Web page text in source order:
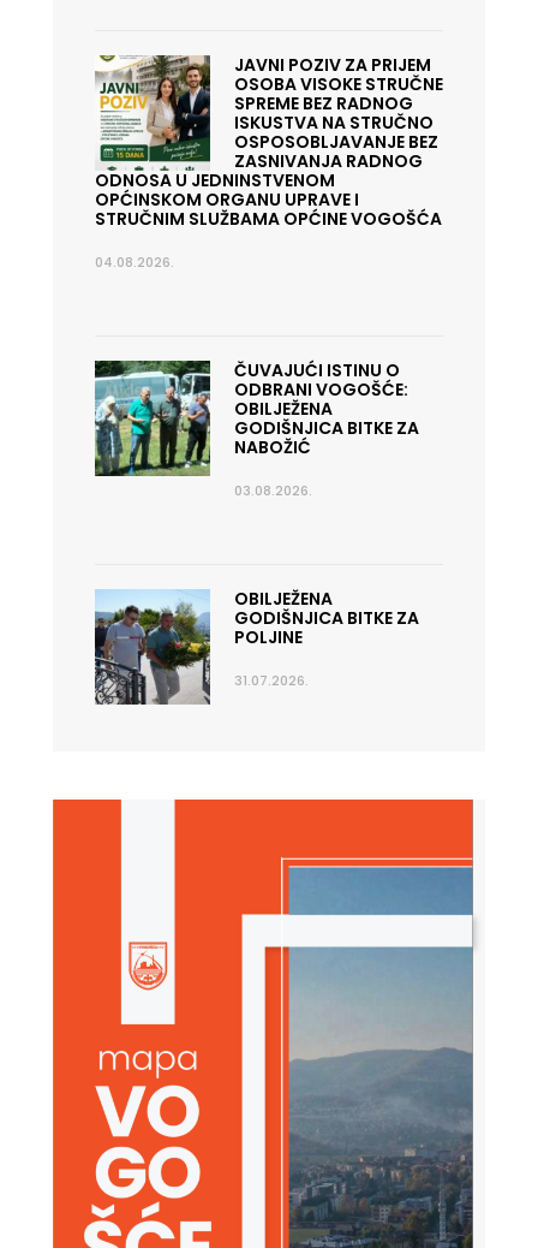
JAVNI POZIV ZA PRIJEM
OSOBA VISOKE STRUČNE
SPREME BEZ RADNOG
ISKUSTVA NA STRUČNO
OSPOSOBLJAVANJE BEZ
ZASNIVANJA RADNOG
ODNOSA U JEDNINSTVENOM
OPĆINSKOM ORGANU UPRAVE I
STRUČNIM SLUŽBAMA OPĆINE VOGOŠĆA
04.08.2026.
ČUVAJUĆI ISTINU O
ODBRANI VOGOŠĆE:
OBILJEŽENA
GODIŠNJICA BITKE ZA
NABOŽIĆ
03.08.2026.
OBILJEŽENA
GODIŠNJICA BITKE ZA
POLJINE
31.07.2026.